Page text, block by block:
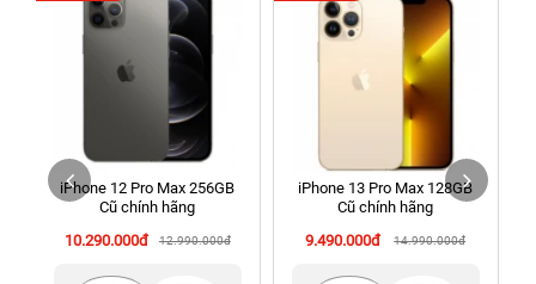
256 Võ Văn Ngân, Thủ Đức, Hồ Chí Minh (Bình Thọ, TP. Thủ
Đức Cũ)
70 Nguyễn An Ninh, Dĩ An, Hồ Chí Minh (Bình Dương Cũ)
24h Vũng Tàu: 162A Ba Cu, Vũng Tàu, Hồ Chí Minh (TP. Vũng
Tàu cũ)
198 Hoàng Văn Thụ, Tân Sơn Nhất, Hồ Chí Minh (Tân Bình
iPhone 12 Pro Max 256GB
Cũ chính hãng
10.290.000đ
12.990.000đ
iPhone 13 Pro Max 128GB
Cũ chính hãng
9.490.000đ
14.990.000đ